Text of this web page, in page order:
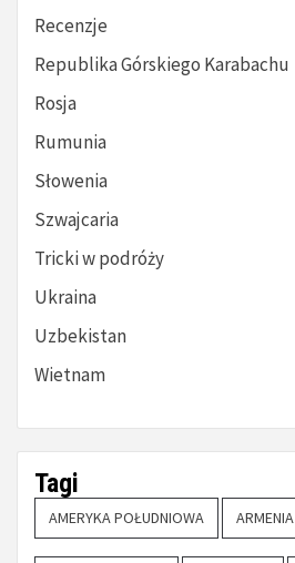
Recenzje
Republika Górskiego Karabachu
Rosja
Rumunia
Słowenia
Szwajcaria
Tricki w podróży
Ukraina
Uzbekistan
Wietnam
Tagi
AMERYKA POŁUDNIOWA ARMENIA